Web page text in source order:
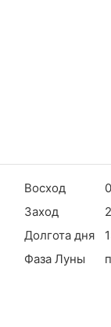
Восход
Заход
Долгота дня
Фаза Луны